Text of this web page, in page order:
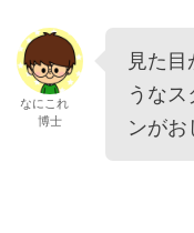
なにこれ
博士
見た
うな
ンがお